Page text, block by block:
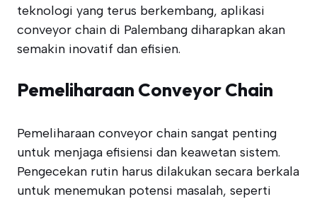
teknologi yang terus berkembang, aplikasi
conveyor chain di Palembang diharapkan akan
semakin inovatif dan efisien.
Pemeliharaan Conveyor Chain
Pemeliharaan conveyor chain sangat penting
untuk menjaga efisiensi dan keawetan sistem.
Pengecekan rutin harus dilakukan secara berkala
untuk menemukan potensi masalah, seperti